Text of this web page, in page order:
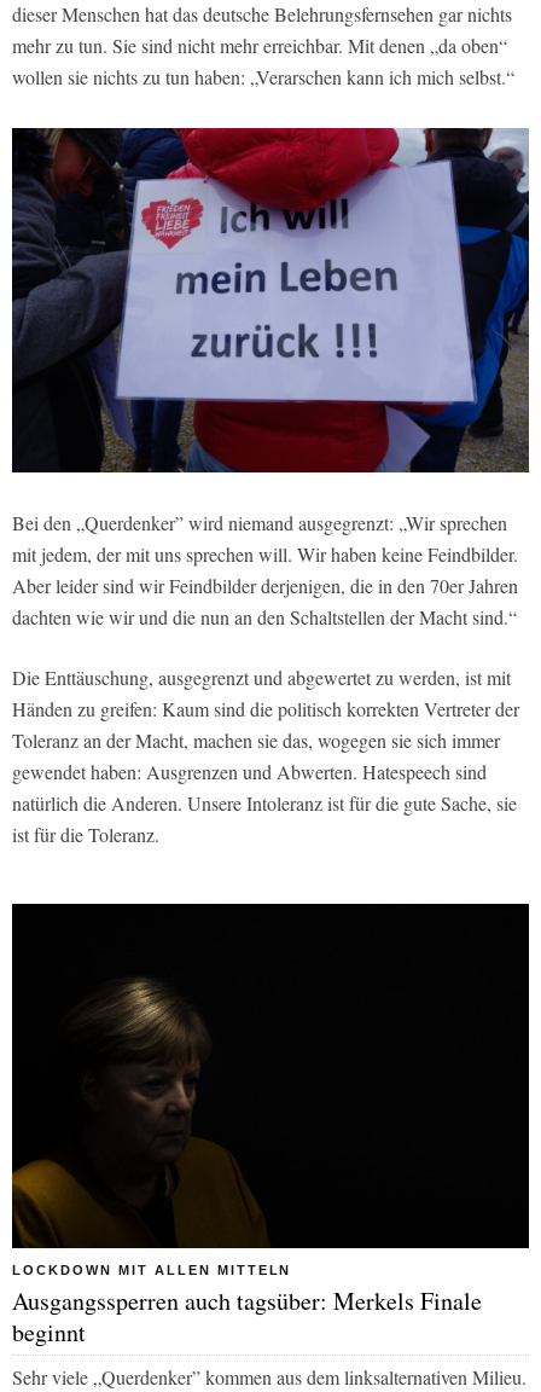
dieser Menschen hat das deutsche Belehrungsfernsehen gar nichts
mehr zu tun. Sie sind nicht mehr erreichbar. Mit denen „da oben“
wollen sie nichts zu tun haben: „Verarschen kann ich mich selbst.“
Bei den „Querdenker” wird niemand ausgegrenzt: „Wir sprechen
mit jedem, der mit uns sprechen will. Wir haben keine Feindbilder.
Aber leider sind wir Feindbilder derjenigen, die in den 70er Jahren
dachten wie wir und die nun an den Schaltstellen der Macht sind.“
Die Enttäuschung, ausgegrenzt und abgewertet zu werden, ist mit
Händen zu greifen: Kaum sind die politisch korrekten Vertreter der
Toleranz an der Macht, machen sie das, wogegen sie sich immer
gewendet haben: Ausgrenzen und Abwerten. Hatespeech sind
natürlich die Anderen. Unsere Intoleranz ist für die gute Sache, sie
ist für die Toleranz.
LOCKDOWN MIT ALLEN MITTELN
Ausgangssperren auch tagsüber: Merkels Finale
beginnt
Sehr viele „Querdenker” kommen aus dem linksalternativen Milieu.